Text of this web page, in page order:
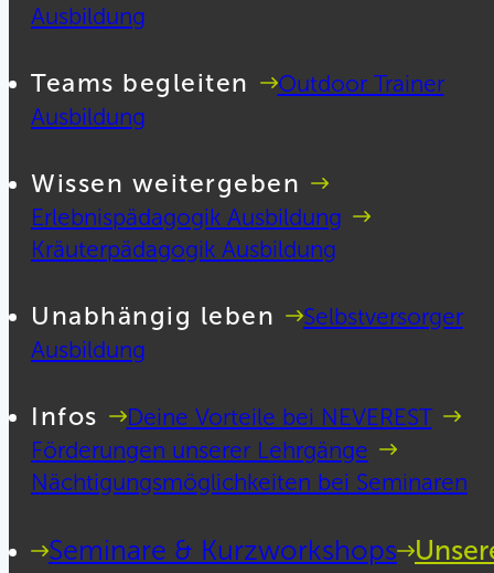
Ausbildung
Teams begleiten
Outdoor Trainer
Ausbildung
Wissen weitergeben
Erlebnispädagogik Ausbildung
Kräuterpädagogik Ausbildung
Unabhängig leben
Selbstversorger
Ausbildung
Infos
Deine Vorteile bei NEVEREST
Förderungen unserer Lehrgänge
Nächtigungsmöglichkeiten bei Seminaren
Seminare & Kurzworkshops